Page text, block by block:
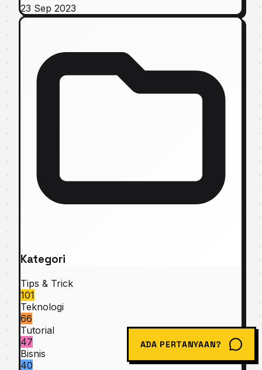
23 Sep 2023
Kategori
Tips & Trick
101
Teknologi
66
Tutorial
47
Bisnis
40
ADA PERTANYAAN?